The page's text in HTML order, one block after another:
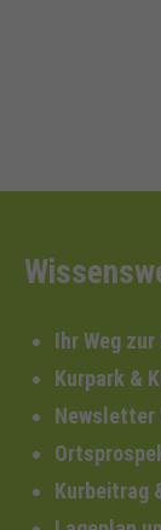
Ihr Weg zur
Kurpark &
Newsletter
Kurbeitrag